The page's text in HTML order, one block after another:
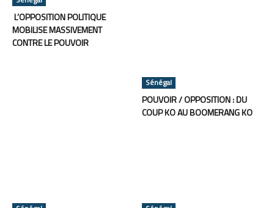
L’OPPOSITION POLITIQUE
MOBILISE MASSIVEMENT
CONTRE LE POUVOIR
Sénégal
POUVOIR / OPPOSITION : DU
COUP KO AU BOOMERANG KO